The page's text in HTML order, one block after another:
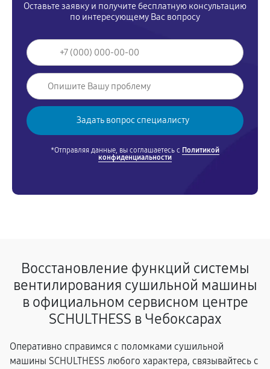
Оставьте заявку и получите бесплатную консультацию
по интересующему Вас вопросу
*Отправляя данные, вы соглашаетесь с Политикой
конфиденциальности
Восстановление функций системы
вентилирования сушильной машины
в официальном сервисном центре
SCHULTHESS в Чебоксарах
Оперативно справимся с поломками сушильной
машины SCHULTHESS любого характера, связывайтесь с